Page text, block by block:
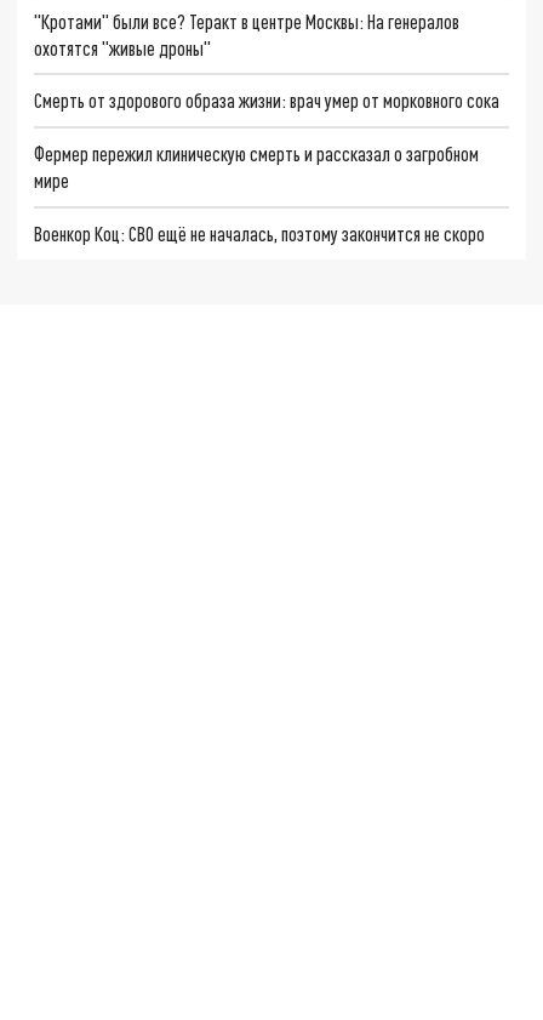
"Кротами" были все? Теракт в центре Москвы: На генералов
охотятся "живые дроны"
Смерть от здорового образа жизни: врач умер от морковного сока
Фермер пережил клиническую смерть и рассказал о загробном
мире
Военкор Коц: СВО ещё не началась, поэтому закончится не скоро